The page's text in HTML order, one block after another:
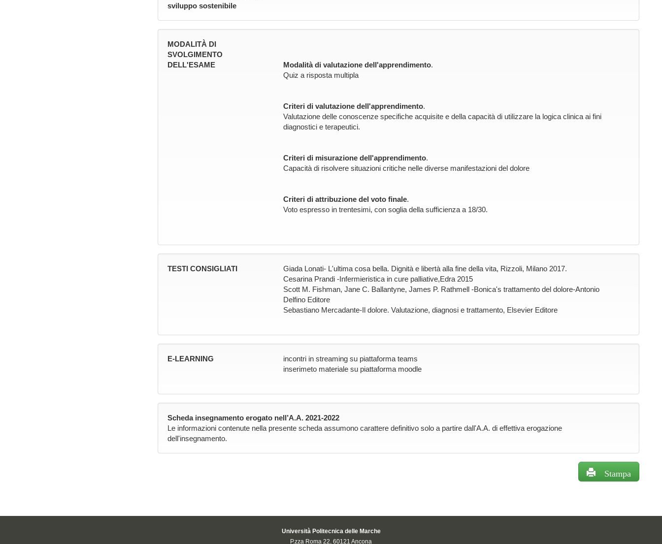
sviluppo sostenibile
MODALITÀ DI
SVOLGIMENTO
DELL'ESAME
Modalità di valutazione dell'apprendimento.
Quiz a risposta multipla
Criteri di valutazione dell'apprendimento.
Valutazione delle conoscenze specifiche acquisite e della capacità di utilizzare la logica clinica ai fini
diagnostici e terapeutici.
Criteri di misurazione dell'apprendimento.
Capacità di risolvere situazioni critiche nelle diverse manifestazioni del dolore
Criteri di attribuzione del voto finale.
Voto espresso in trentesimi, con soglia della sufficienza a 18/30.
TESTI CONSIGLIATI
Giada Lonati- L'ultima cosa bella. Dignità e libertà alla fine della vita, Rizzoli, Milano 2017.
Cesarina Prandi -Infermieristica in cure palliative,Edra 2015
Scott M. Fishman, Jane C. Ballantyne, James P. Rathmell -Bonica's trattamento del dolore-Antonio
Delfino Editore
Sebastiano Mercadante-Il dolore. Valutazione, diagnosi e trattamento, Elsevier Editore
E-LEARNING
incontri in streaming su piattaforma teams
inserimeto materiale su piattaforma moodle
Scheda insegnamento erogato nell’A.A. 2021-2022
Le informazioni contenute nella presente scheda assumono carattere definitivo solo a partire dall'A.A. di effettiva erogazione
dell'insegnamento.
Stampa
Università Politecnica delle Marche
P.zza Roma 22, 60121 Ancona